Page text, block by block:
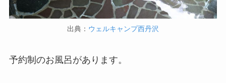
出典： ウェルキャンプ西丹沢
予約制のお風呂があります。